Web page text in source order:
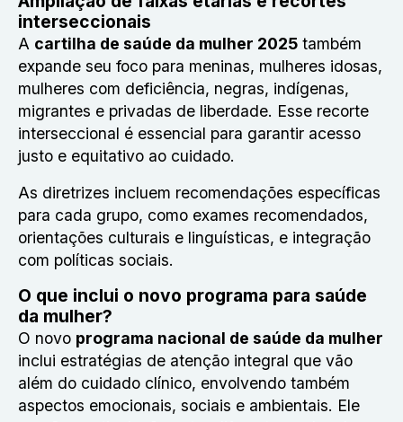
interseccionais
A cartilha de saúde da mulher 2025 também
expande seu foco para meninas, mulheres idosas,
mulheres com deficiência, negras, indígenas,
migrantes e privadas de liberdade. Esse recorte
interseccional é essencial para garantir acesso
justo e equitativo ao cuidado.
As diretrizes incluem recomendações específicas
para cada grupo, como exames recomendados,
orientações culturais e linguísticas, e integração
com políticas sociais.
O que inclui o novo programa para saúde
da mulher?
O novo programa nacional de saúde da mulher
inclui estratégias de atenção integral que vão
além do cuidado clínico, envolvendo também
aspectos emocionais, sociais e ambientais. Ele